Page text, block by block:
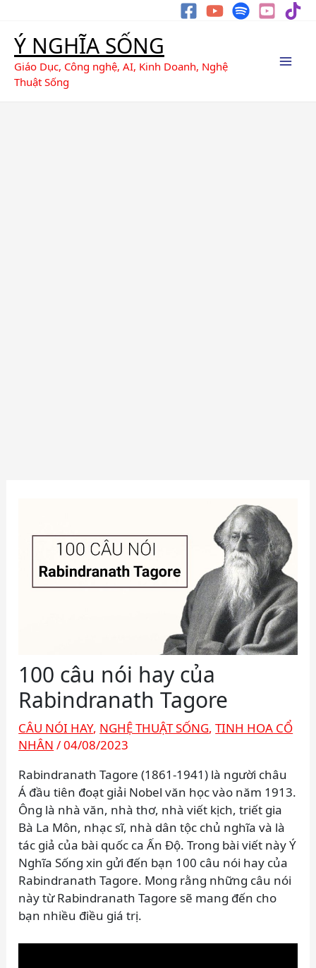
nội
dung
Ý NGHĨA SỐNG
Giáo Dục, Công nghệ, AI, Kinh Doanh, Nghệ
Thuật Sống
100 câu nói hay của
Rabindranath Tagore
CÂU NÓI HAY, NGHỆ THUẬT SỐNG,TINH HOA CỔ
NHÂN /04/08/2023
Rabindranath Tagore (1861-1941) là người châu
Á đầu tiên đoạt giải Nobel văn học vào năm 1913.
Ông là nhà văn, nhà thơ, nhà viết kịch, triết gia
Bà La Môn, nhạc sĩ, nhà dân tộc chủ nghĩa và là
tác giả của bài quốc ca Ấn Độ. Trong bài viết này Ý
Nghĩa Sống xin gửi đến bạn 100 câu nói hay của
Rabindranath Tagore. Mong rằng những câu nói
này từ Rabindranath Tagore sẽ mang đến cho
bạn nhiều điều giá trị.